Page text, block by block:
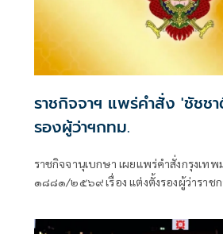
ราชกิจจาฯ แพร่คำสั่ง 'ชัช
รองผู้ว่าฯกทม.
ราชกิจจานุเบกษา เผยแพร่คำสั่งกรุงเท
๑๘๘๑/๒๕๖๙ เรื่อง แต่งตั้งรองผู้ว่าราช